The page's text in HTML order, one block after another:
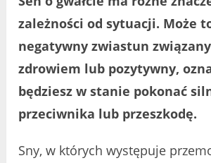
zależności od sytuacji. Może
negatywny zwiastun
zdrowiem lub pozytywny,
będziesz w stanie pokonać
przeciwnika lub przeszkodę.
Sny, w których występuje